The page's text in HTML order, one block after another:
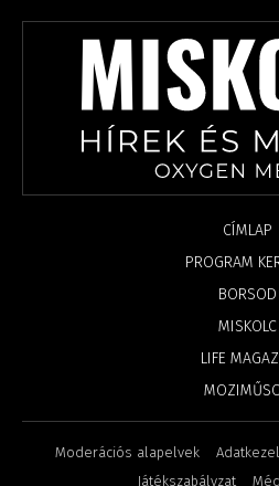
CÍMLAP
PROGRAM
BORSOD
MISKOLC
LIFE
Moderációs alapelvek
Játékszabályzat